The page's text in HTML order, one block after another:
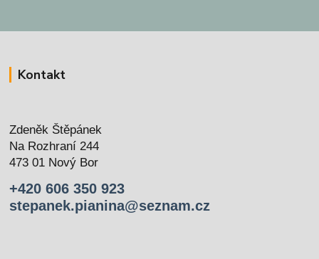
Kontakt
Zdeněk Štěpánek
Na Rozhraní 244
473 01 Nový Bor
+420 606 350 923
stepanek.pianina@seznam.cz